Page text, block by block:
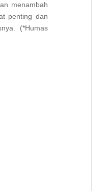
menambah
penting dan
(*Humas